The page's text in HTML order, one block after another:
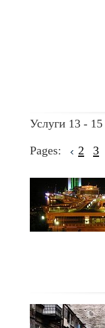
Услуги 13 -
Pages: 2 3